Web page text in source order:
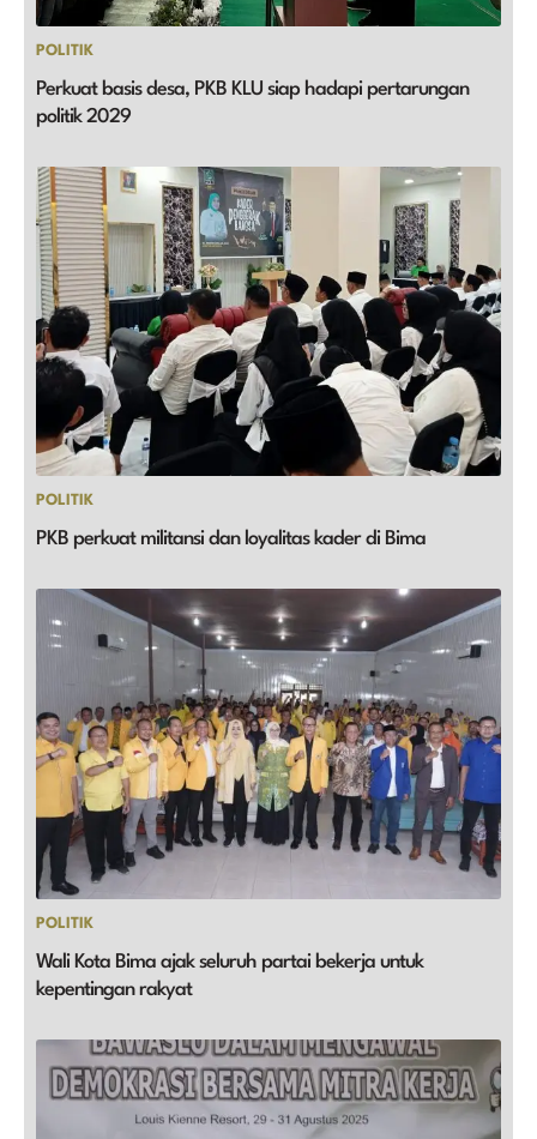
POLITIK
Perkuat basis desa, PKB KLU siap hadapi pertarungan
politik 2029
POLITIK
PKB perkuat militansi dan loyalitas kader di Bima
POLITIK
Wali Kota Bima ajak seluruh partai bekerja untuk
kepentingan rakyat